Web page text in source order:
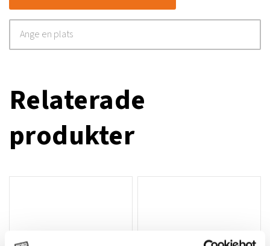
Relaterade
produkter